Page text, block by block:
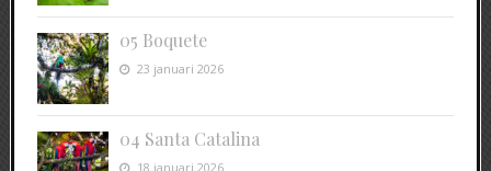
05 Boquete
23 januari 2026
04 Santa Catalina
18 januari 2026